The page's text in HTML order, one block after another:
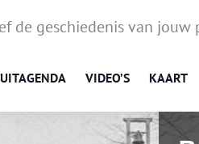
de geschiedenis van jouw
UITAGENDA VIDEO’S KAART